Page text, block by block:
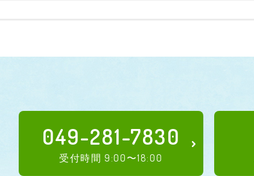
049-281-7830
受付時間 9:00〜18:00